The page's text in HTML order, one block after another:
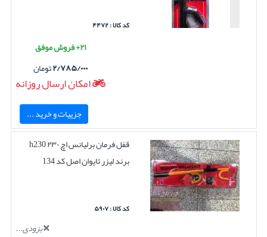
کد کالا : ۴۴۷۲
۲۱+ فروش موفق
۲/۷۸۵/۰۰۰تومان
امکان ارسال روزانه
جزییات و خرید ...
قفل فرمان برلیانس اچ ۲۳۰ h230
برند لیزر تایوان اصل کد 134
کد کالا : ۵۹۰۷
بزودی...